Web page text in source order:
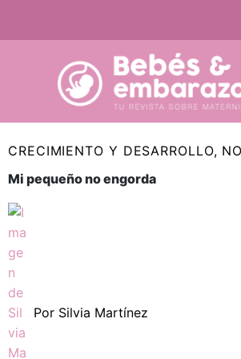
CRECIMIENTO Y DESARROLLO,
Mi pequeño no engorda
Por Silvia Martínez